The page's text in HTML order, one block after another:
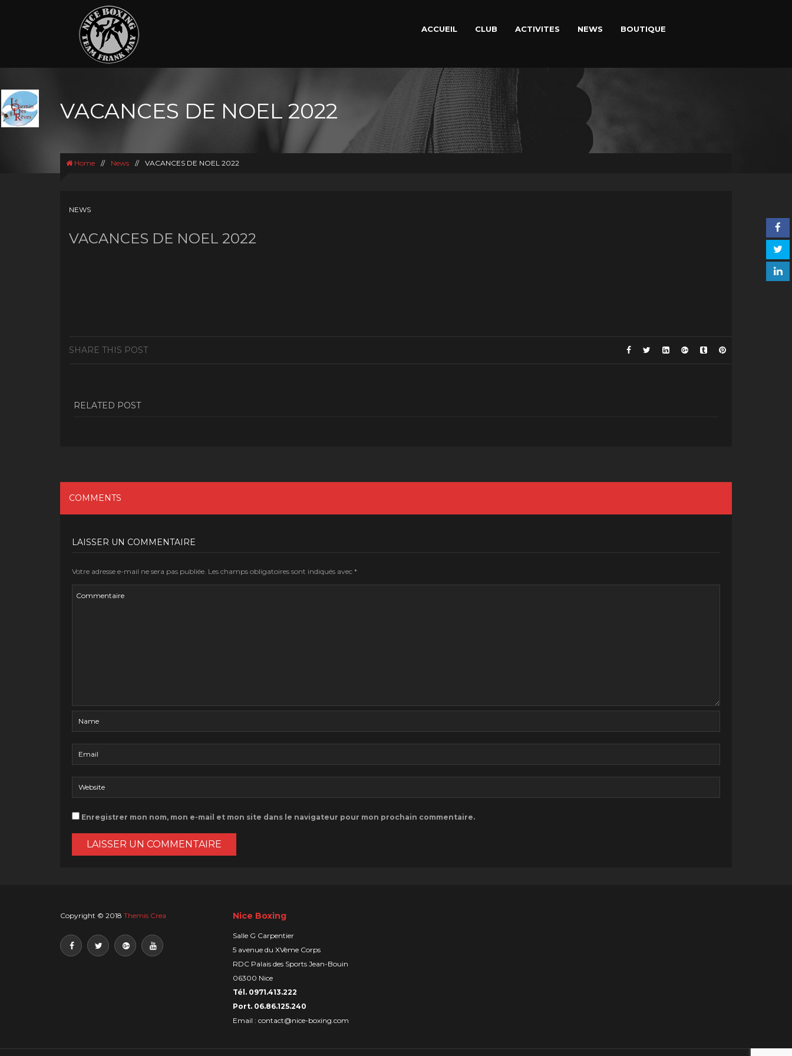
ACCUEIL CLUB ACTIVITES NEWS BOUTIQUE
VACANCES DE NOEL 2022
Home // News // VACANCES DE NOEL 2022
NEWS
VACANCES DE NOEL 2022
SHARE THIS POST
RELATED POST
COMMENTS
LAISSER UN COMMENTAIRE
Votre adresse e-mail ne sera pas publiée. Les champs obligatoires sont indiqués avec *
Enregistrer mon nom, mon e-mail et mon site dans le navigateur pour mon prochain commentaire.
Copyright © 2018 Themis Crea Nice Boxing
Salle G Carpentier
5 avenue du XVème Corps
RDC Palais des Sports Jean-Bouin
06300 Nice
Tél. 0971.413.222
Port. 06.86.125.240
Email : contact@nice-boxing.com